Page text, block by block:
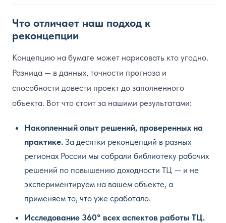
Что отличает наш подход к
реконцепции
Концепцию на бумаге может нарисовать кто угодно.
Разница — в данных, точности прогноза и
способности довести проект до заполненного
объекта. Вот что стоит за нашими результатами:
Накопленный опыт решений, проверенных на
практике. За десятки реконцепций в разных
регионах России мы собрали библиотеку рабочих
решений по повышению доходности ТЦ — и не
экспериментируем на вашем объекте, а
применяем то, что уже сработало.
Исследование 360° всех аспектов работы ТЦ.